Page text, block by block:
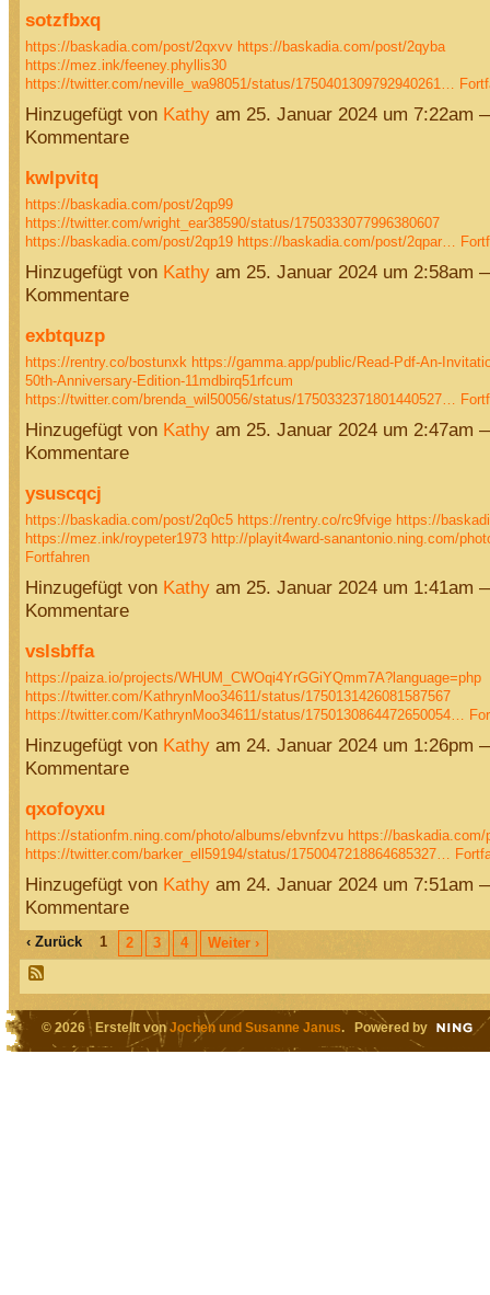
sotzfbxq
https://baskadia.com/post/2qxvv https://baskadia.com/post/2qyba
https://mez.ink/feeney.phyllis30
https://twitter.com/neville_wa98051/status/1750401309792940261…
Hinzugefügt von Kathyam 25. Januar 2024 um 7:22am
Kommentare
kwlpvitq
https://baskadia.com/post/2qp99
https://twitter.com/wright_ear38590/status/1750333077996380607
https://baskadia.com/post/2qp19 https://baskadia.com/post/2qpar…
Hinzugefügt von Kathyam 25. Januar 2024 um 2:58am
Kommentare
exbtquzp
https://rentry.co/bostunxk https://gamma.app/public/Read-Pdf-An-
50th-Anniversary-Edition-11mdbirq51rfcum
https://twitter.com/brenda_wil50056/status/1750332371801440527…
Hinzugefügt von Kathyam 25. Januar 2024 um 2:47am
Kommentare
ysuscqcj
https://baskadia.com/post/2q0c5 https://rentry.co/rc9fvige https://
https://mez.ink/roypeter1973 http://playit4ward-sanantonio.ning.com/
Fortfahren
Hinzugefügt von Kathyam 25. Januar 2024 um 1:41am
Kommentare
vslsbffa
https://paiza.io/projects/WHUM_CWOqi4YrGGiYQmm7A?language=php
https://twitter.com/KathrynMoo34611/status/1750131426081587567
https://twitter.com/KathrynMoo34611/status/1750130864472650054…
Hinzugefügt von Kathyam 24. Januar 2024 um 1:26pm
Kommentare
qxofoyxu
https://stationfm.ning.com/photo/albums/ebvnfzvu https://baskadia.com/
https://twitter.com/barker_ell59194/status/1750047218864685327…
Hinzugefügt von Kathyam 24. Januar 2024 um 7:51am
Kommentare
‹ Zurück 1 2 3 4 Weiter ›
© 2026 Erstellt vonJochen und Susanne Janus. Powered by